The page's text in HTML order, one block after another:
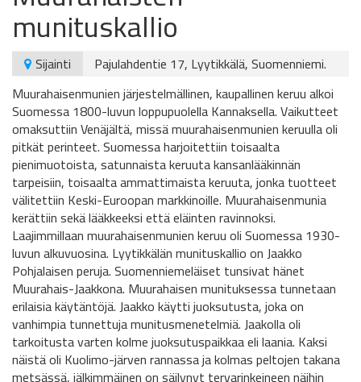
munituskallio
Sijainti
Pajulahdentie 17, Lyytikkälä, Suomenniemi.
Muurahaisenmunien järjestelmällinen, kaupallinen keruu alkoi
Suomessa 1800-luvun loppupuolella Kannaksella. Vaikutteet
omaksuttiin Venäjältä, missä muurahaisenmunien keruulla oli
pitkät perinteet. Suomessa harjoitettiin toisaalta
pienimuotoista, satunnaista keruuta kansanlääkinnän
tarpeisiin, toisaalta ammattimaista keruuta, jonka tuotteet
välitettiin Keski-Euroopan markkinoille. Muurahaisenmunia
kerättiin sekä lääkkeeksi että eläinten ravinnoksi.
Laajimmillaan muurahaisenmunien keruu oli Suomessa 1930-
luvun alkuvuosina. Lyytikkälän munituskallio on Jaakko
Pohjalaisen peruja. Suomenniemeläiset tunsivat hänet
Muurahais-Jaakkona. Muurahaisen munituksessa tunnetaan
erilaisia käytäntöjä. Jaakko käytti juoksutusta, joka on
vanhimpia tunnettuja munitusmenetelmiä. Jaakolla oli
tarkoitusta varten kolme juoksutuspaikkaa eli laania. Kaksi
näistä oli Kuolimo-järven rannassa ja kolmas peltojen takana